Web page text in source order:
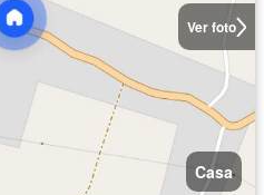
Ver foto
Casa